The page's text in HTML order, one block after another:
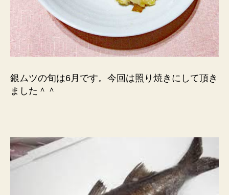
銀ムツの旬は6月です。今回は照り焼きにして頂き
ました＾＾